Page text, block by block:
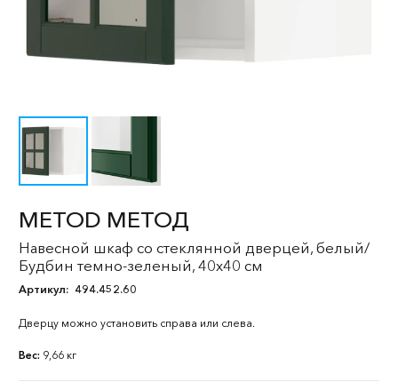
METOD МЕТОД
Навесной шкаф со стеклянной дверцей, белый/
Будбин темно-зеленый, 40x40 см
Артикул: 494.452.60
Дверцу можно установить справа или слева.
Вес: 9,66 кг